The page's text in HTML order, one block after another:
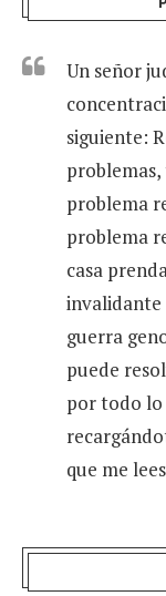
Un señor
siguiente:
problema
problema
casa
invalidante
guerra
puede
por todo lo
que me